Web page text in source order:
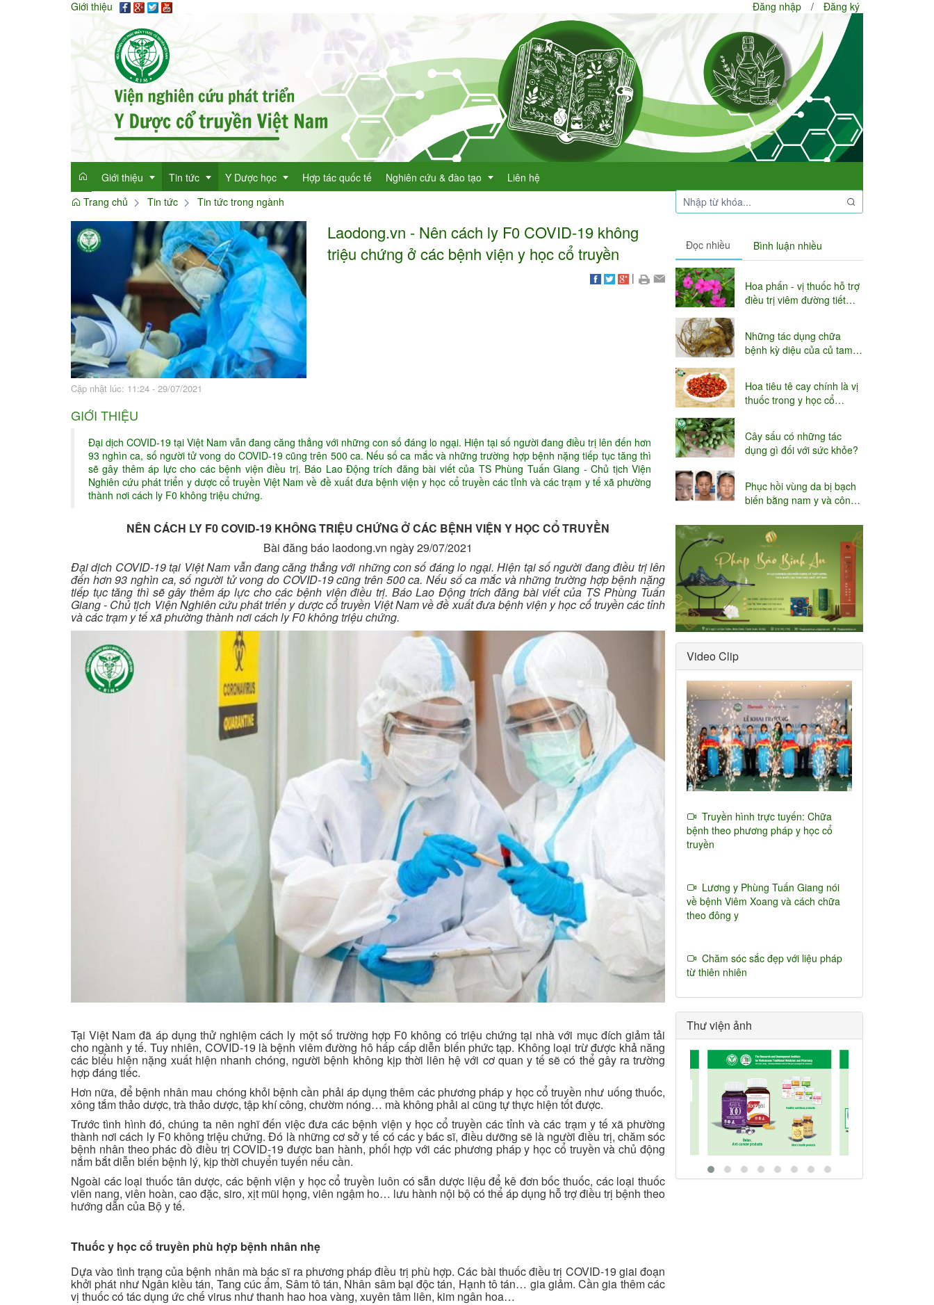
Giới thiệu Đăng nhập / Đăng ký
Giới thiệu
Giới thiệu
Mục đích
Chức năng nhiệm vụ
Tin tức
Tin tức tổng hợp
Tin tức trong ngành
Y Dược học
Thông tin y học
Cây thuốc quý Danh lục cây thuốc
Danh lục cây thuốc Việt Nam
Làm đẹp với thảo dược
Bài thuốc hay
Sức khỏe ngàn vàng
Hợp tác quốc tế Nghiên cứu & đào tạo
Dự án KHCN
Liên hệ
Trang chủ
Tin tức Tin tức trong ngành
Cập nhật lúc: 11:24 - 29/07/2021
Laodong.vn - Nên cách ly F0 COVID-19 không
triệu chứng ở các bệnh viện y học cổ truyền
|
GIỚI THIỆU
Đại dịch COVID-19 tại Việt Nam vẫn đang căng thẳng với những con số đáng lo ngại. Hiện tại số người đang điều trị lên đến hơn
93 nghìn ca, số người tử vong do COVID-19 cũng trên 500 ca. Nếu số ca mắc và những trường hợp bệnh nặng tiếp tục tăng thì
sẽ gây thêm áp lực cho các bệnh viện điều trị. Báo Lao Động trích đăng bài viết của TS Phùng Tuấn Giang - Chủ tịch Viện
Nghiên cứu phát triển y dược cổ truyền Việt Nam về đề xuất đưa bệnh viện y học cổ truyền các tỉnh và các trạm y tế xã phường
thành nơi cách ly F0 không triệu chứng.
NÊN CÁCH LY F0 COVID-19 KHÔNG TRIỆU CHỨNG Ở CÁC BỆNH VIỆN Y HỌC CỔ TRUYỀN
Bài đăng báo laodong.vn ngày 29/07/2021
Đại dịch COVID-19 tại Việt Nam vẫn đang căng thẳng với những con số đáng lo ngại. Hiện tại số người đang điều trị lên
đến hơn 93 nghìn ca, số người tử vong do COVID-19 cũng trên 500 ca. Nếu số ca mắc và những trường hợp bệnh nặng
tiếp tục tăng thì sẽ gây thêm áp lực cho các bệnh viện điều trị. Báo Lao Động trích đăng bài viết của TS Phùng Tuấn
Giang - Chủ tịch Viện Nghiên cứu phát triển y dược cổ truyền Việt Nam về đề xuất đưa bệnh viện y học cổ truyền các tỉnh
và các trạm y tế xã phường thành nơi cách ly F0 không triệu chứng.
Tại Việt Nam đã áp dụng thử nghiệm cách ly một số trường hợp F0 không có triệu chứng tại nhà với mục đích giảm tải
cho ngành y tế. Tuy nhiên, COVID-19 là bệnh viêm đường hô hấp cấp diễn biến phức tạp. Không loại trừ được khả năng
các biểu hiện nặng xuất hiện nhanh chóng, người bệnh không kịp thời liên hệ với cơ quan y tế sẽ có thể gây ra trường
hợp đáng tiếc.
Hơn nữa, để bệnh nhân mau chóng khỏi bệnh cần phải áp dụng thêm các phương pháp y học cổ truyền như uống thuốc,
xông tắm thảo dược, trà thảo dược, tập khí công, chườm nóng… mà không phải ai cũng tự thực hiện tốt được.
Trước tình hình đó, chúng ta nên nghĩ đến việc đưa các bệnh viện y học cổ truyền các tỉnh và các trạm y tế xã phường
thành nơi cách ly F0 không triệu chứng. Đó là những cơ sở y tế có các y bác sĩ, điều dưỡng sẽ là người điều trị, chăm sóc
bệnh nhân theo phác đồ điều trị COVID-19 được ban hành, phối hợp với các phương pháp y học cổ truyền và chủ động
nắm bắt diễn biến bệnh lý, kịp thời chuyển tuyến nếu cần.
Ngoài các loại thuốc tân dược, các bệnh viện y học cổ truyền luôn có sẵn dược liệu để kê đơn bốc thuốc, các loại thuốc
viên nang, viên hoàn, cao đặc, siro, xịt mũi họng, viên ngậm ho… lưu hành nội bộ có thể áp dụng hỗ trợ điều trị bệnh theo
hướng dẫn của Bộ y tế.
Thuốc y học cổ truyền phù hợp bệnh nhân nhẹ
Dựa vào tình trạng của bệnh nhân mà bác sĩ ra phương pháp điều trị phù hợp. Các bài thuốc điều trị COVID-19 giai đoạn
khởi phát như Ngân kiều tán, Tang cúc ẩm, Sâm tô tán, Nhân sâm bại độc tán, Hạnh tô tán… gia giảm. Cần gia thêm các
vị thuốc có tác dụng ức chế virus như thanh hao hoa vàng, xuyên tâm liên, kim ngân hoa…
Đọc nhiều Bình luận nhiều
Hoa phấn - vị thuốc hỗ trợ
điều trị viêm đường tiết
Những tác dụng chữa
bệnh kỳ diệu của củ tam
Hoa tiêu tê cay chính là vị
thuốc trong y học cổ
Cây sấu có những tác
dụng gì đối với sức khỏe?
Phục hồi vùng da bị bạch
biến bằng nam y và công
Video Clip
Truyền hình trực tuyến: Chữa
bệnh theo phương pháp y học cổ
truyền
Lương y Phùng Tuấn Giang nói
về bệnh Viêm Xoang và cách chữa
theo đông y
Chăm sóc sắc đẹp với liệu pháp
từ thiên nhiên
Thư viện ảnh